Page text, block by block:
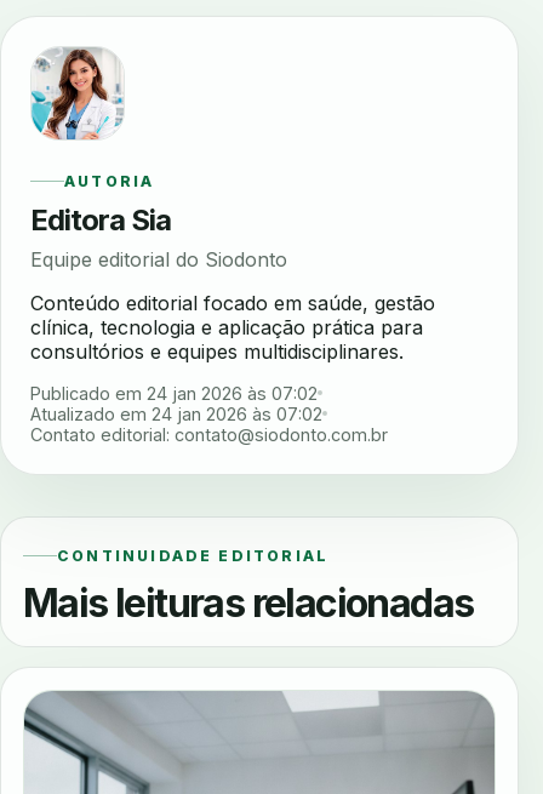
AUTORIA
Editora Sia
Equipe editorial do Siodonto
Conteúdo editorial focado em saúde, gestão
clínica, tecnologia e aplicação prática para
consultórios e equipes multidisciplinares.
Publicado em 24 jan 2026 às 07:02
Atualizado em 24 jan 2026 às 07:02
Contato editorial: contato@siodonto.com.br
CONTINUIDADE EDITORIAL
Mais leituras relacionadas